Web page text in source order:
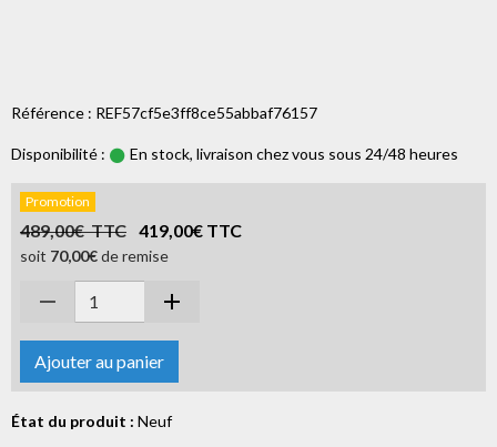
Référence : REF57cf5e3ff8ce55abbaf76157
Disponibilité : En stock, livraison chez vous sous 24/48 heures
Promotion
489,00€ TTC 419,00€ TTC
soit 70,00€de remise
Ajouter au panier
État du produit : Neuf